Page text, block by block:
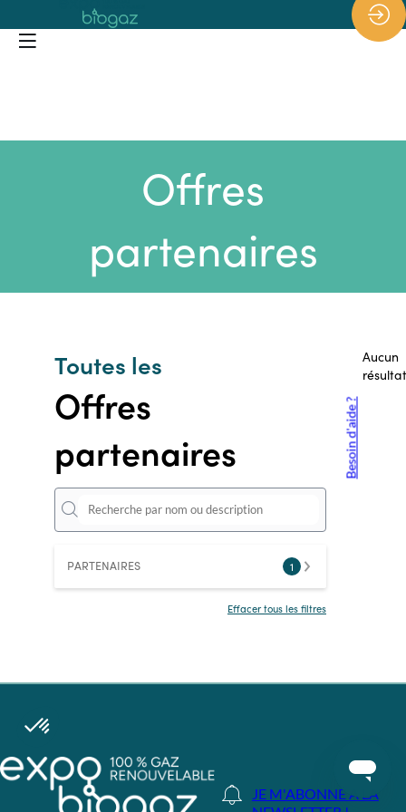
Offres
partenaires
Toutes les
Offres
partenaires
PARTENAIRES 1
Effacer tous les filtres
Aucun
résultat
JE M'ABONNE A LA
Besoin d'aide ?